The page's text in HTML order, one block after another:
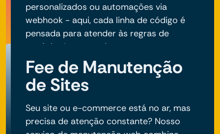
personalizados ou automações via
webhook - aqui, cada linha de código é
pensada para atender às regras de
negócio do seu projeto.
Fee de Manutenção
de Sites
Seu site ou e-commerce está no ar, mas
precisa de atenção constante? Nosso